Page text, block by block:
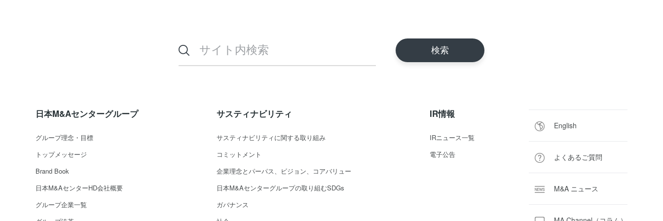
日本M&Aセンターグループ
グループ理念・目標
トップメッセージ
Brand Book
日本M&AセンターHD会社概要
グループ企業一覧
サスティナビリティ
サスティナビリティに関する取り組み
コミットメント
企業理念とパーパス、ビジョン、コアバリュー
日本M&Aセンターグループの取り組むSDGs
ガバナンス
IR情報
IRニュース一覧
電子公告
English
よくあるご質問
M&A ニュース